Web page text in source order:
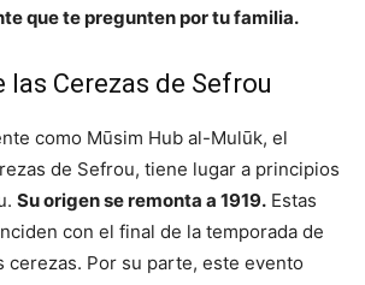
que te pregunten por tu familia.
las Cerezas de Sefrou
como Mūsim Hub al-Mulūk, el
de Sefrou, tiene lugar a principios
Su origen se remonta a 1919. Estas
con el final de la temporada de
cerezas. Por su parte, este evento